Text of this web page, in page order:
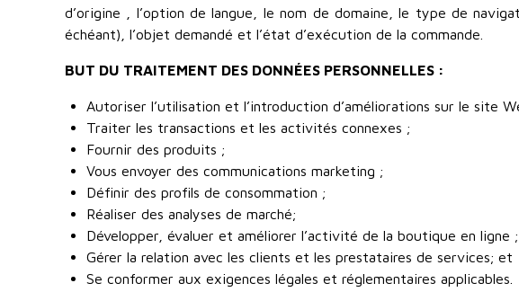
d’origine , l’option de langue, le nom de domaine, le type de
échéant), l’objet demandé et l’état d’exécution de la commande.
BUT DU TRAITEMENT DES DONNÉES PERSONNELLES :
Autoriser l’utilisation et l’introduction d’améliorations sur le site
Traiter les transactions et les activités connexes ;
Fournir des produits ;
Vous envoyer des communications marketing ;
Définir des profils de consommation ;
Réaliser des analyses de marché;
Développer, évaluer et améliorer l’activité de la boutique en ligne ;
Gérer la relation avec les clients et les prestataires de services; et
Se conformer aux exigences légales et réglementaires applicables.